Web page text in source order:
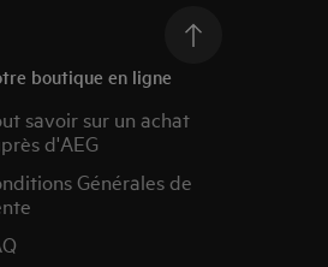
boutique en ligne
savoir sur un achat
d'AEG
Générales de